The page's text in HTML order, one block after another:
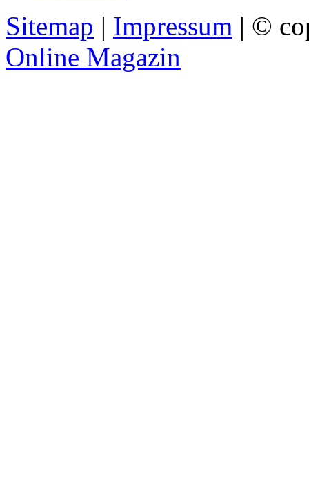
Sitemap | Impressum | ©
Online Magazin